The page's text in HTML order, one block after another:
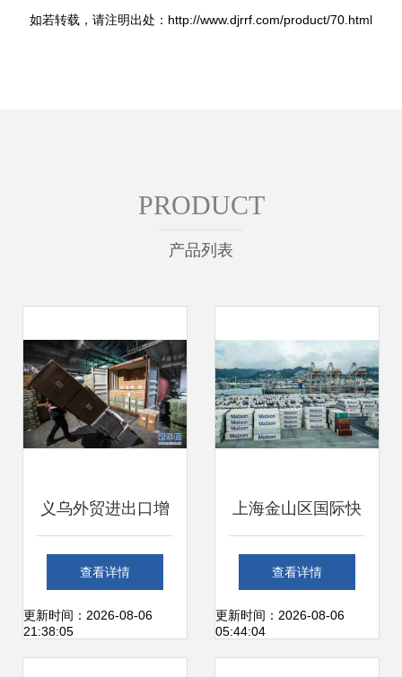
如若转载，请注明出处：http://www.djrrf.com/product/70.html
PRODUCT
产品列表
义乌外贸进出口增
速显著 “一带一
路”沿线国家占比提
查看详情
更新时间：2026-08-06
21:38:05
上海金山区国际快
递进出口咨询 杰彦
国际物流专业代理
查看详情
更新时间：2026-08-06
05:44:04